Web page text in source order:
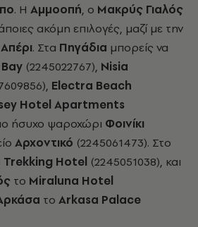
. Η Αμμοοπή, ο Μακρύς Γιαλός
ακόμη επιλογές, μαζί με την
Απέρι. Στα Πηγάδια μπορείς να
(2245022767), Νisia
Electra Beach
Hotel Apartments
ήσυχο ψαροχώρι Φοινίκι
Αρχοντικό (2245061473). Στο
Trekking Hotel (2245051038), και
το Μiraluna Hotel
το Arkasa Palace